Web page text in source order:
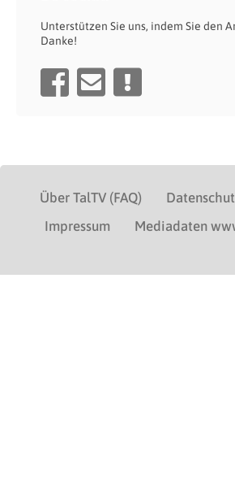
Unterstützen Sie uns, indem Sie den
Danke!
Über TalTV (FAQ)
Impressum
Mediadaten